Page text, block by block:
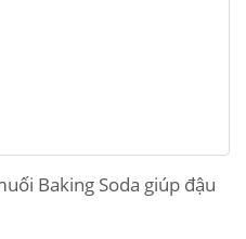
Baking Soda giúp đậu